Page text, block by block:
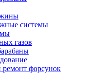
системы
газов
фopcунoк